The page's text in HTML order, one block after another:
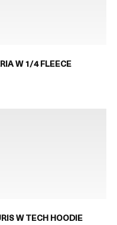
W 1/4 FLEECE
W TECH HOODIE